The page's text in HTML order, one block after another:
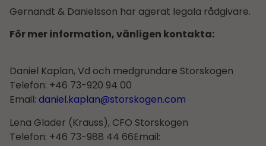
Gernandt & Danielsson har agerat legala rådgivare.
För mer information, vänligen kontakta:
Daniel Kaplan, Vd och medgrundare Storskogen
Telefon: +46 73-920 94 00
Email: daniel.kaplan@storskogen.com
Lena Glader (Krauss), CFO Storskogen
Telefon: +46 73-988 44 66Email: